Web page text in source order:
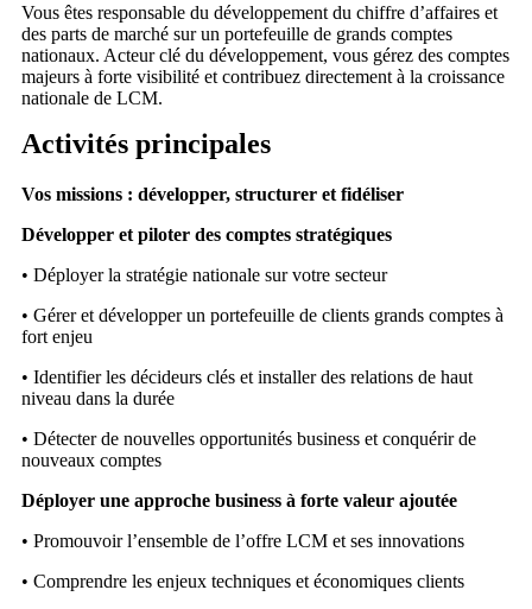
Vous êtes responsable du développement du chiffre d’affaires et
des parts de marché sur un portefeuille de grands comptes
nationaux. Acteur clé du développement, vous gérez des comptes
majeurs à forte visibilité et contribuez directement à la croissance
nationale de LCM.
Activités principales
Vos missions : développer, structurer et fidéliser
Développer et piloter des comptes stratégiques
• Déployer la stratégie nationale sur votre secteur
• Gérer et développer un portefeuille de clients grands comptes à
fort enjeu
• Identifier les décideurs clés et installer des relations de haut
niveau dans la durée
• Détecter de nouvelles opportunités business et conquérir de
nouveaux comptes
Déployer une approche business à forte valeur ajoutée
• Promouvoir l’ensemble de l’offre LCM et ses innovations
• Comprendre les enjeux techniques et économiques clients